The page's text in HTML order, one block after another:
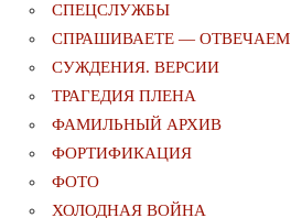
СПЕЦСЛУЖБЫ
СПРАШИВАЕТЕ — ОТВЕЧАЕМ
СУЖДЕНИЯ. ВЕРСИИ
ТРАГЕДИЯ ПЛЕНА
ФАМИЛЬНЫЙ АРХИВ
ФОРТИФИКАЦИЯ
ФОТО
ХОЛОДНАЯ ВОЙНА